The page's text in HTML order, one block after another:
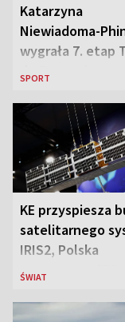
Katarzyna
Niewiadoma-
wygrała 7. etap
de France i
SPORT
KE przyspiesza
satelitarnego
IRIS2, Polska
przeznaczy 656
ŚWIAT